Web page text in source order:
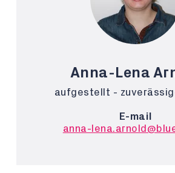
Anna-Lena
aufgestellt -
E-mail
anna-